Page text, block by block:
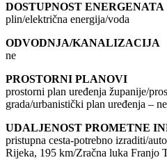
DOSTUPNOST ENERGENATA
plin/električna energija/voda
ODVODNJA/KANALIZACIJA
ne
PROSTORNI PLANOVI
prostorni plan uređenja županije/
grada/urbanistički plan uređenja –
UDALJENOST PROMETNE
pristupna cesta-potrebno izraditi/
Rijeka, 195 km/Zračna luka Franjo